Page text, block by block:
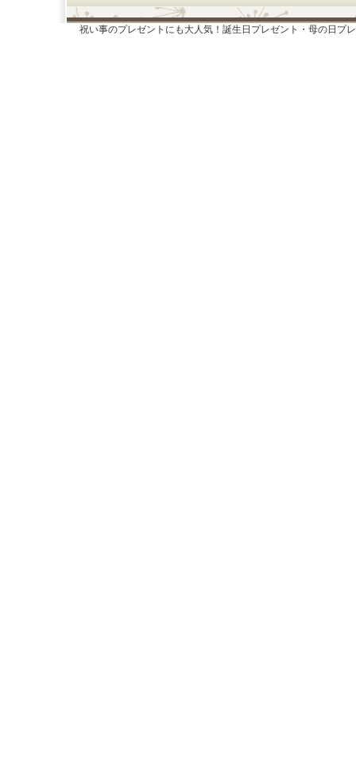
祝い事のプレゼントにも大人気！誕生日プレゼント・母の日プ